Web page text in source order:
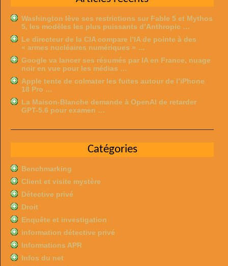
Washington lève ses restrictions sur Fable 5 et Mythos
5, les modèles les plus puissants d’Anthropic …
Le directeur de la CIA compare l’IA de pointe à des
« armes nucléaires numériques » …
Google va lancer ses résumés par IA en France, nuage
noir en vue pour les médias …
Apple tente de colmater les fuites autour de l’iPhone
18 Pro …
La Maison-Blanche demande à OpenAI de retarder
GPT-5.6 pour examen …
Catégories
Benchmarking
Client et visite mystère
Détective privé
Droit
Enquête et investigation
information détective privé
Informations APR
Infos du net